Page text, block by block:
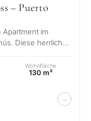
– Puerto
im
Diese herrliche
Wohnfläche
130 m²